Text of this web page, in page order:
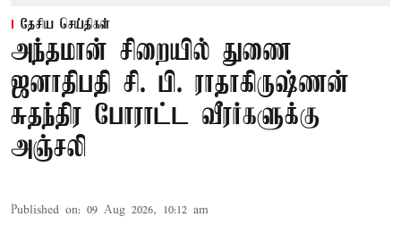
தேசிய செய்திகள்
அந்தமான் சிறையில் துணை
ஜனாதிபதி சி. பி. ராதாகிருஷ்ணன்
சுதந்திர போராட்ட வீரர்களுக்கு
அஞ்சலி
Published on: 09 Aug 2026, 10:12 am